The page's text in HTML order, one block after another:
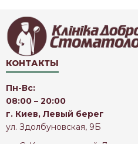
КОНТАКТЫ
Пн-Вс:
08:00 – 20:00
г. Киев, Левый берег
ул. Здолбуновская, 9Б